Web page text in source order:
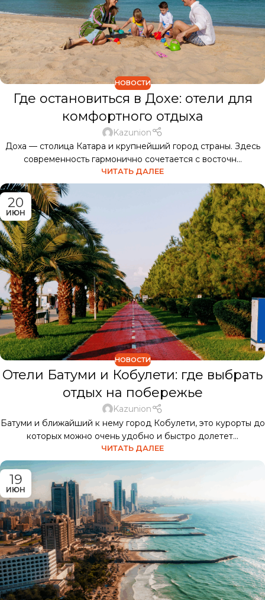
НОВОСТИ
Где остановиться в Дохе: отели для
комфортного отдыха
Kazunion
Доха — столица Катара и крупнейший город страны. Здесь
современность гармонично сочетается с восточн...
ЧИТАТЬ ДАЛЕЕ
20
ИЮН
НОВОСТИ
Отели Батуми и Кобулети: где выбрать
отдых на побережье
Kazunion
Батуми и ближайший к нему город Кобулети, это курорты до
которых можно очень удобно и быстро долетет...
ЧИТАТЬ ДАЛЕЕ
19
ИЮН